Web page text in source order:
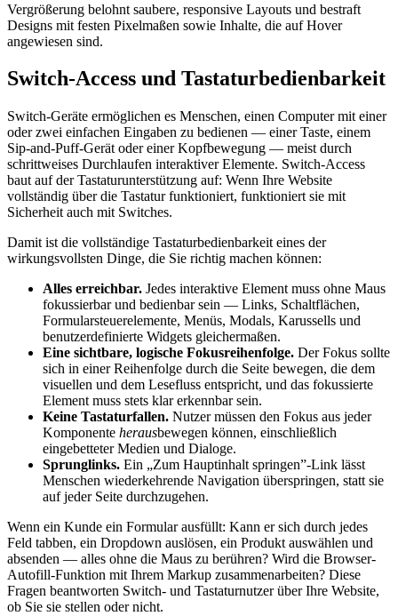
Vergrößerung belohnt saubere, responsive Layouts und bestraft
Designs mit festen Pixelmaßen sowie Inhalte, die auf Hover
angewiesen sind.
Switch-Access und Tastaturbedienbarkeit
Switch-Geräte ermöglichen es Menschen, einen Computer mit einer
oder zwei einfachen Eingaben zu bedienen — einer Taste, einem
Sip-and-Puff-Gerät oder einer Kopfbewegung — meist durch
schrittweises Durchlaufen interaktiver Elemente. Switch-Access
baut auf der Tastaturunterstützung auf: Wenn Ihre Website
vollständig über die Tastatur funktioniert, funktioniert sie mit
Sicherheit auch mit Switches.
Damit ist die vollständige Tastaturbedienbarkeit eines der
wirkungsvollsten Dinge, die Sie richtig machen können:
Alles erreichbar. Jedes interaktive Element muss ohne Maus
fokussierbar und bedienbar sein — Links, Schaltflächen,
Formularsteuerelemente, Menüs, Modals, Karussells und
benutzerdefinierte Widgets gleichermaßen.
Eine sichtbare, logische Fokusreihenfolge. Der Fokus sollte
sich in einer Reihenfolge durch die Seite bewegen, die dem
visuellen und dem Lesefluss entspricht, und das fokussierte
Element muss stets klar erkennbar sein.
Keine Tastaturfallen. Nutzer müssen den Fokus aus jeder
Komponente herausbewegen können, einschließlich
eingebetteter Medien und Dialoge.
Sprunglinks. Ein „Zum Hauptinhalt springen”-Link lässt
Menschen wiederkehrende Navigation überspringen, statt sie
auf jeder Seite durchzugehen.
Wenn ein Kunde ein Formular ausfüllt: Kann er sich durch jedes
Feld tabben, ein Dropdown auslösen, ein Produkt auswählen und
absenden — alles ohne die Maus zu berühren? Wird die Browser-
Autofill-Funktion mit Ihrem Markup zusammenarbeiten? Diese
Fragen beantworten Switch- und Tastaturnutzer über Ihre Website,
ob Sie sie stellen oder nicht.